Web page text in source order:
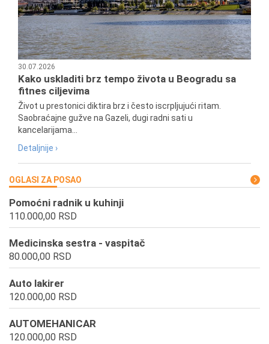
30.07.2026
Kako uskladiti brz tempo života u Beogradu sa
fitnes ciljevima
Život u prestonici diktira brz i često iscrpljujući ritam.
Saobraćajne gužve na Gazeli, dugi radni sati u
kancelarijama...
Detaljnije ›
OGLASI ZA POSAO
Pomoćni radnik u kuhinji
110.000,00 RSD
Medicinska sestra - vaspitač
80.000,00 RSD
Auto lakirer
120.000,00 RSD
AUTOMEHANICAR
120.000,00 RSD